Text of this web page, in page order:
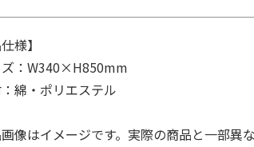
様】
：W340×H850mm
綿・ポリエステル
像はイメージです。実際の商品と一部異